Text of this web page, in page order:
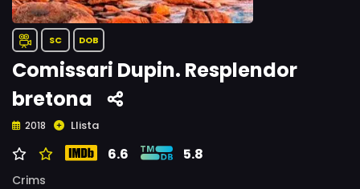
SC DOB
Comissari Dupin. Resplendor
bretona
2018 Llista
6.6 5.8
Crims